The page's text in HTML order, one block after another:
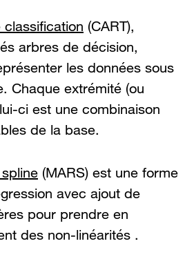
(CART),
arbres de décision,
les données sous
Chaque extrémité (ou
ci est une combinaison
de la base.
(MARS) est une forme
avec ajout de
pour prendre en
des non-linéarités .